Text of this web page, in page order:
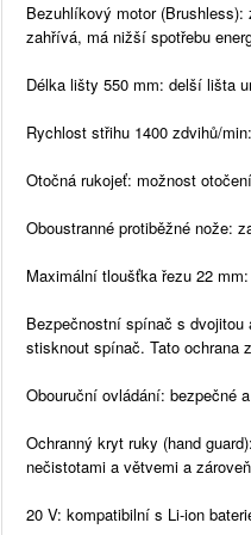
Bezuhlíkový motor
zahřívá, má nižší spotřebu
Délka lišty 550 mm: delší lišta
Rychlost střihu 1400 zdvihů/
Otočná rukojeť: možnost
Oboustranné protiběžné nože:
Maximální tloušťka řezu 22
Bezpečnostní spínač s
stisknout spínač. Tato ochrana
Obouruční ovládání: bezpečné
Ochranný kryt ruky (hand
nečistotami a větvemi a
20 V: kompatibilní s Li-ion